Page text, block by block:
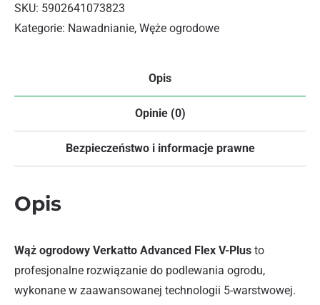
SKU: 5902641073823
Kategorie: Nawadnianie, Węże ogrodowe
Opis
Opinie (0)
Bezpieczeństwo i informacje prawne
Opis
Wąż ogrodowy Verkatto Advanced Flex V-Plus to
profesjonalne rozwiązanie do podlewania ogrodu,
wykonane w zaawansowanej technologii 5-warstwowej.